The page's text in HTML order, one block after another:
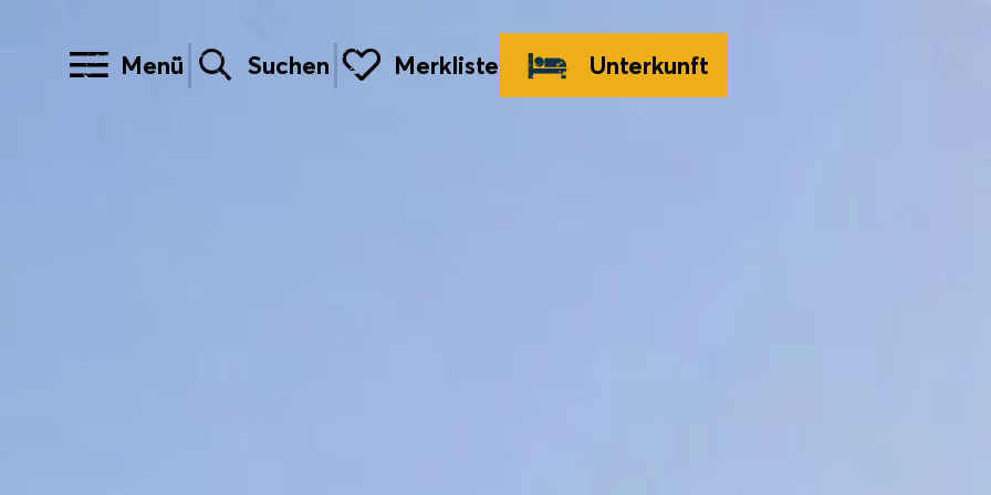
Menü Suchen Merkliste Unterkunft